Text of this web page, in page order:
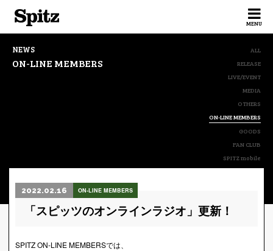
MENU
NEWS
ON-LINE MEMBERS
ALL
RELEASE
LIVE/EVENT
MEDIA
OTHERS
ON-LINE MEMBERS
GOODS
FAN CLUB
SPITZ mobile
2022.02.16 ON-LINE MEMBERS
「スピッツのオンラインラジオ」更新！
SPITZ ON-LINE MEMBERSでは、